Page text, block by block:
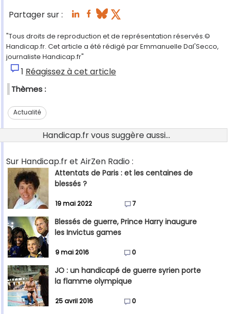
Partager sur :
"Tous droits de reproduction et de représentation réservés.©
Handicap.fr. Cet article a été rédigé par Emmanuelle Dal'Secco,
journaliste Handicap.fr"
1 Réagissez à cet article
Thèmes :
Actualité
Handicap.fr vous suggère aussi...
Sur Handicap.fr et AirZen Radio :
Attentats de Paris : et les centaines de
blessés ?
19 mai 2022 7
Blessés de guerre, Prince Harry inaugure
les Invictus games
9 mai 2016 0
JO : un handicapé de guerre syrien porte
la flamme olympique
25 avril 2016 0